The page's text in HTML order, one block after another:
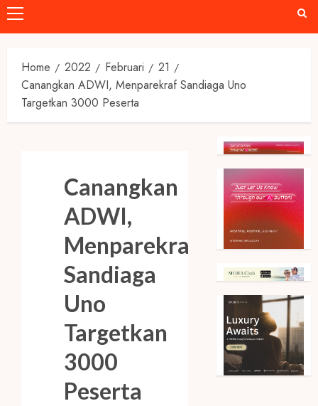
Primary
Menu
Home 2022 Februari
21
Canangkan ADWI, Menparekraf Sandiaga Uno
Targetkan 3000 Peserta
Canangkan
ADWI,
Menparekraf
Sandiaga
Uno
Targetkan
3000
Peserta